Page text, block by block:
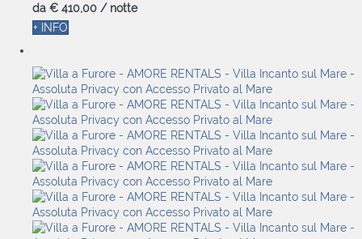
da € 410,00 / notte
+ INFO